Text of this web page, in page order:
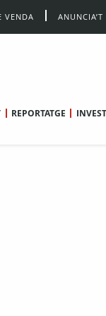
VENDA ANUNCIA’T
REPORTATGE